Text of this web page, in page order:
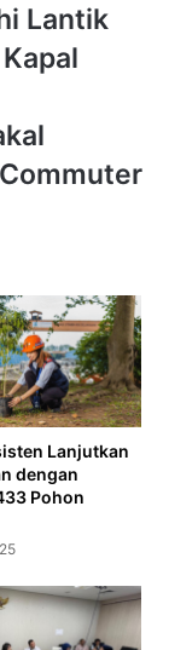
Lantik
Lanjutkan
dengan
Pohon